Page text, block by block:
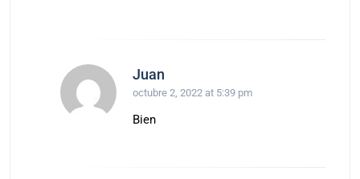
Juan
octubre 2, 2022 at 5:39 pm
Bien